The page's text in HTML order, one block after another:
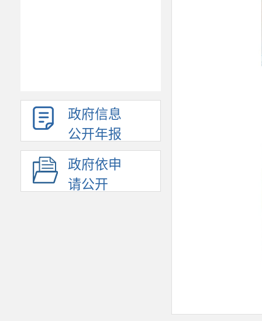
政府信息
公开年报
政府依申
请公开